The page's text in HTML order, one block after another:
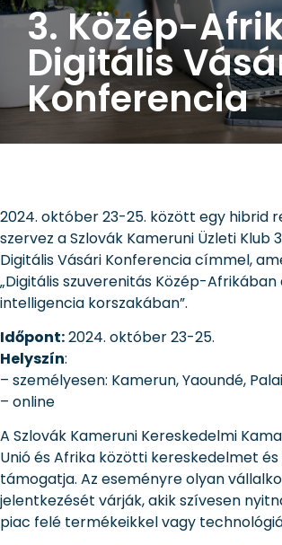
3. Közép-
Digitális
Konferencia
2024. október 23-25. között egy hibrid
szervez a Szlovák Kameruni Üzleti Klub
Digitális Vásári Konferencia címmel,
„Digitális szuverenitás Közép-
intelligencia korszakában”.
Időpont:2024. október 23-25.
Helyszín:
– személyesen: Kamerun, Yaoundé,
– online
A Szlovák Kameruni Kereskedelmi
Unió és Afrika közötti kereskedelmet
támogatja. Az eseményre olyan
jelentkezését várják, akik szívesen
piac felé termékeikkel vagy